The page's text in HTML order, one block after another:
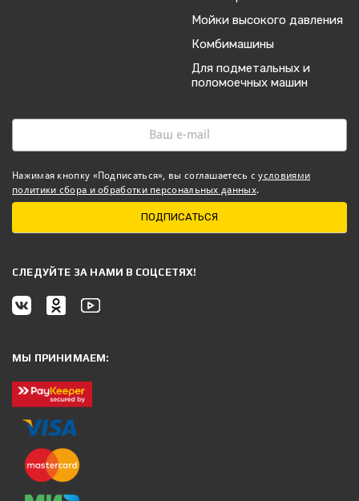
Мойки высокого давления
Комбимашины
Для подметальных и
поломоечных машин
Нажимая кнопку «Подписаться», вы соглашаетесь сусловиями
политики сбора и обработки персональных данных.
ПОДПИСАТЬСЯ
CЛЕДУЙТЕ ЗА НАМИ В СОЦСЕТЯХ!
МЫ ПРИНИМАЕМ: